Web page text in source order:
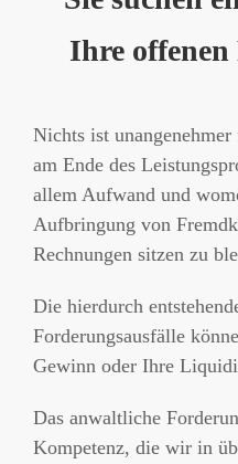
Ihre
Nichts ist
am Ende des
allem Aufwand und
Aufbringung von
Rechnungen sitzen zu
Die hierdurch
Forderungsausfälle
Gewinn oder Ihre
Das anwaltliche
Kompetenz, die wir in